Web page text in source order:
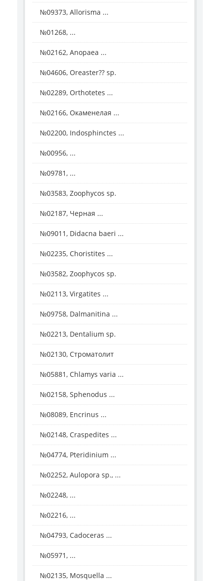
№09373, Allorisma ...
№01268, ...
№02162, Anopaea ...
№04606, Oreaster?? sp.
№02289, Orthotetes ...
№02166, Окаменелая ...
№02200, Indosphinctes ...
№00956, ...
№09781, ...
№03583, Zoophycos sp.
№02187, Черная ...
№09011, Didacna baeri ...
№02235, Choristites ...
№03582, Zoophycos sp.
№02113, Virgatites ...
№09758, Dalmanitina ...
№02213, Dentalium sp.
№02130, Строматолит
№05881, Chlamys varia ...
№02158, Sphenodus ...
№08089, Encrinus ...
№02148, Craspedites ...
№04774, Pteridinium ...
№02252, Aulopora sp., ...
№02248, ...
№02216, ...
№04793, Cadoceras ...
№05971, ...
№02135, Mosquella ...